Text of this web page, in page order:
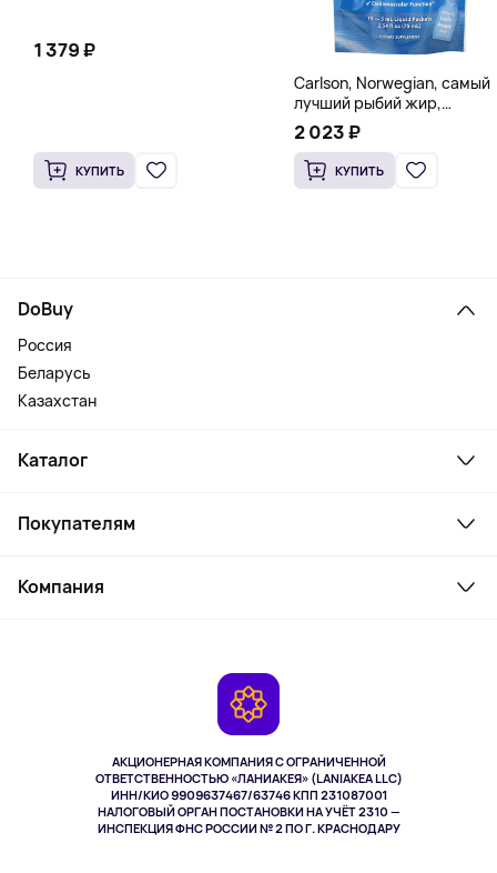
1 379 ₽
КУПИТЬ
Carlson, Norwegian, самый
лучший рыбий жир,
натуральный лимон, 15
пакетиков (5 мл) каждый
2 023 ₽
КУПИТЬ
АКЦИОНЕРНАЯ КОМПАНИЯ С ОГРАНИЧЕННОЙ
ОТВЕТСТВЕННОСТЬЮ «ЛАНИАКЕЯ» (LANIAKEA LLC)
ИНН/КИО 9909637467/63746 КПП 231087001
НАЛОГОВЫЙ ОРГАН ПОСТАНОВКИ НА УЧЁТ 2310 —
ИНСПЕКЦИЯ ФНС РОССИИ № 2 ПО Г. КРАСНОДАРУ
DoBuy
Россия
Беларусь
Казахстан
Каталог
Ноутбуки, мониторы, VR
Косметика и уход
Здоровье питомцев
Покупателям
Как заказать
Компания